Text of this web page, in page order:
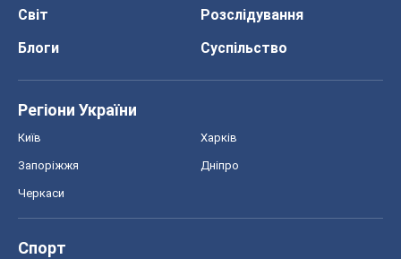
Світ
Розслідування
Блоги
Суспільство
Регіони України
Київ Харків
Запоріжжя Дніпро
Черкаси
Спорт